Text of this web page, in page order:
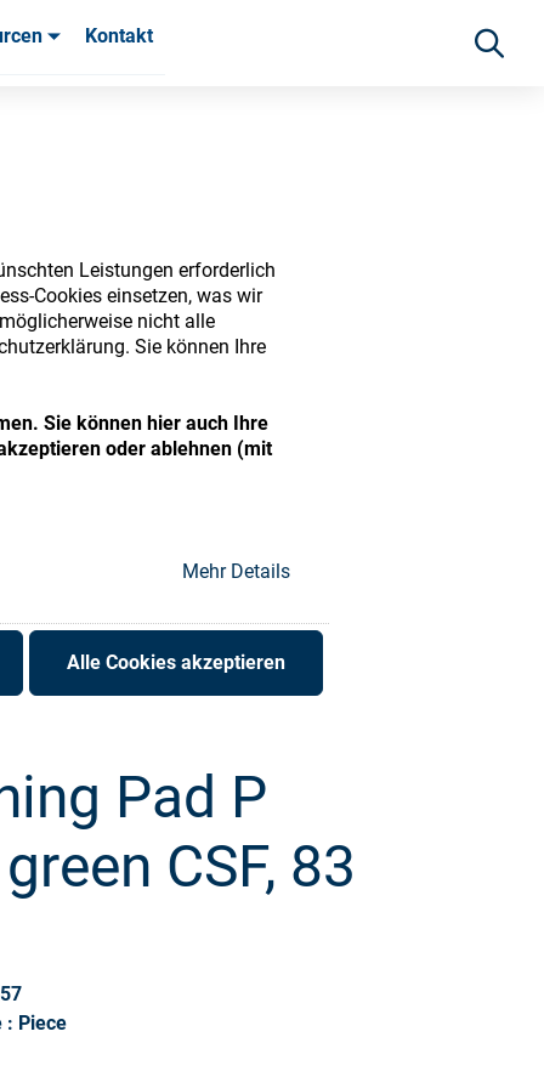
Leistungen erforderlich
Cookies einsetzen, was wir
nicht alle
Sie können Ihre
Sie können hier auch Ihre
oder ablehnen (mit
Mehr Details
Alle Cookies akzeptieren
Kontakt
range of ophthalmic
Pad P
CSF, 83
: Piece